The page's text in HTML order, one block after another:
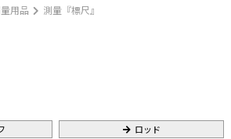
用品 測量『標尺』
ロッド